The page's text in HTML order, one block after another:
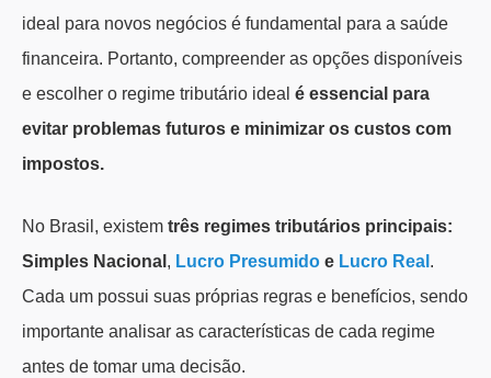
ideal para novos negócios é fundamental para a saúde
financeira. Portanto, compreender as opções disponíveis
e escolher o regime tributário ideal é essencial para
evitar problemas futuros e minimizar os custos com
impostos.
No Brasil, existem três regimes tributários principais:
Simples Nacional , Lucro Presumido e Lucro Real .
Cada um possui suas próprias regras e benefícios, sendo
importante analisar as características de cada regime
antes de tomar uma decisão.